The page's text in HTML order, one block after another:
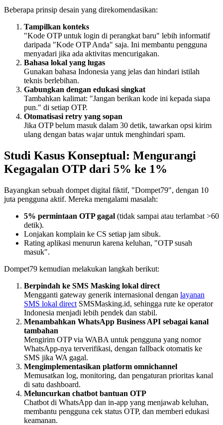
Beberapa prinsip desain yang direkomendasikan:
Tampilkan konteks
"Kode OTP untuk login di perangkat baru" lebih informatif
daripada "Kode OTP Anda" saja. Ini membantu pengguna
menyadari jika ada aktivitas mencurigakan.
Bahasa lokal yang lugas
Gunakan bahasa Indonesia yang jelas dan hindari istilah
teknis berlebihan.
Gabungkan dengan edukasi singkat
Tambahkan kalimat: "Jangan berikan kode ini kepada siapa
pun." di setiap OTP.
Otomatisasi retry yang sopan
Jika OTP belum masuk dalam 30 detik, tawarkan opsi kirim
ulang dengan batas wajar untuk menghindari spam.
Studi Kasus Konseptual: Mengurangi
Kegagalan OTP dari 5% ke 1%
Bayangkan sebuah dompet digital fiktif, "Dompet79", dengan 10
juta pengguna aktif. Mereka mengalami masalah:
5% permintaan OTP gagal (tidak sampai atau terlambat >60
detik).
Lonjakan komplain ke CS setiap jam sibuk.
Rating aplikasi menurun karena keluhan, "OTP susah
masuk".
Dompet79 kemudian melakukan langkah berikut:
Berpindah ke SMS Masking lokal direct
Mengganti gateway generik internasional dengan layanan
SMS lokal direct SMSMasking.id, sehingga rute ke operator
Indonesia menjadi lebih pendek dan stabil.
Menambahkan WhatsApp Business API sebagai kanal
tambahan
Mengirim OTP via WABA untuk pengguna yang nomor
WhatsApp-nya terverifikasi, dengan fallback otomatis ke
SMS jika WA gagal.
Mengimplementasikan platform omnichannel
Memusatkan log, monitoring, dan pengaturan prioritas kanal
di satu dashboard.
Meluncurkan chatbot bantuan OTP
Chatbot di WhatsApp dan in-app yang menjawab keluhan,
membantu pengguna cek status OTP, dan memberi edukasi
keamanan.